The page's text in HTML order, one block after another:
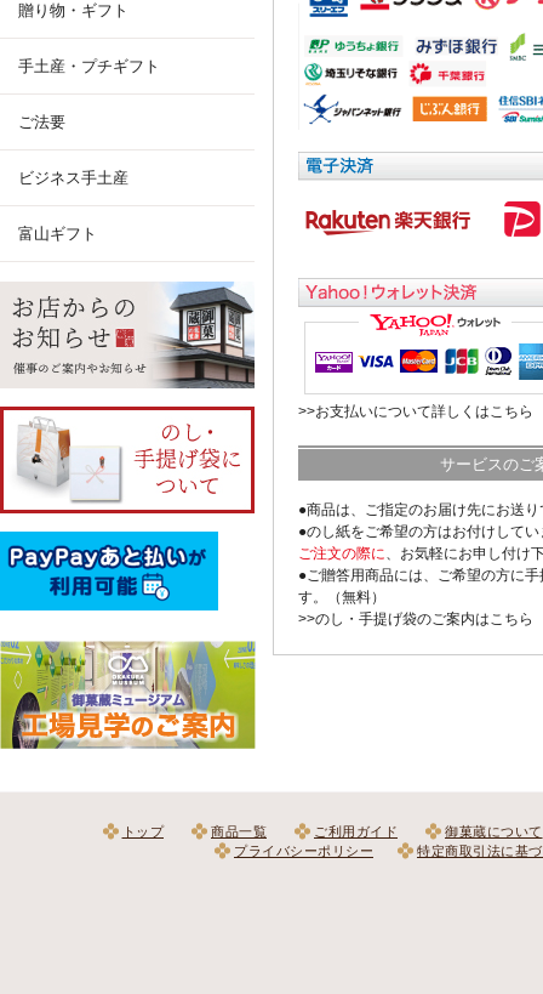
贈り物・ギフト
手土産・プチギフト
ご法要
ビジネス手土産
富山ギフト
>>お支払いについて詳しくはこちら
サービスのご
●商品は、ご指定のお届け先にお送
●のし紙をご希望の方はお付けして
ご注文の際に、お気軽にお申し付け
●ご贈答用商品には、ご希望の方に
す。（無料）
>>のし・手提げ袋のご案内はこちら
トップ 商品一覧 ご利用ガイド
御菓蔵について
プライバシーポリシー
特定商取引法に基